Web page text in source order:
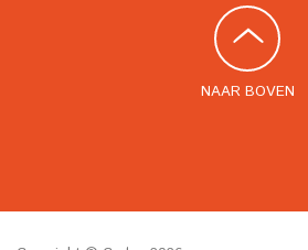
NAAR BOVEN